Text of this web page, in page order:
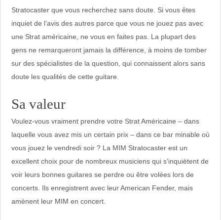
Stratocaster que vous recherchez sans doute. Si vous êtes
inquiet de l’avis des autres parce que vous ne jouez pas avec
une Strat américaine, ne vous en faites pas. La plupart des
gens ne remarqueront jamais la différence, à moins de tomber
sur des spécialistes de la question, qui connaissent alors sans
doute les qualités de cette guitare.
Sa valeur
Voulez-vous vraiment prendre votre Strat Américaine – dans
laquelle vous avez mis un certain prix – dans ce bar minable où
vous jouez le vendredi soir ? La MIM Stratocaster est un
excellent choix pour de nombreux musiciens qui s’inquiètent de
voir leurs bonnes guitares se perdre ou être volées lors de
concerts. Ils enregistrent avec leur American Fender, mais
amènent leur MIM en concert.